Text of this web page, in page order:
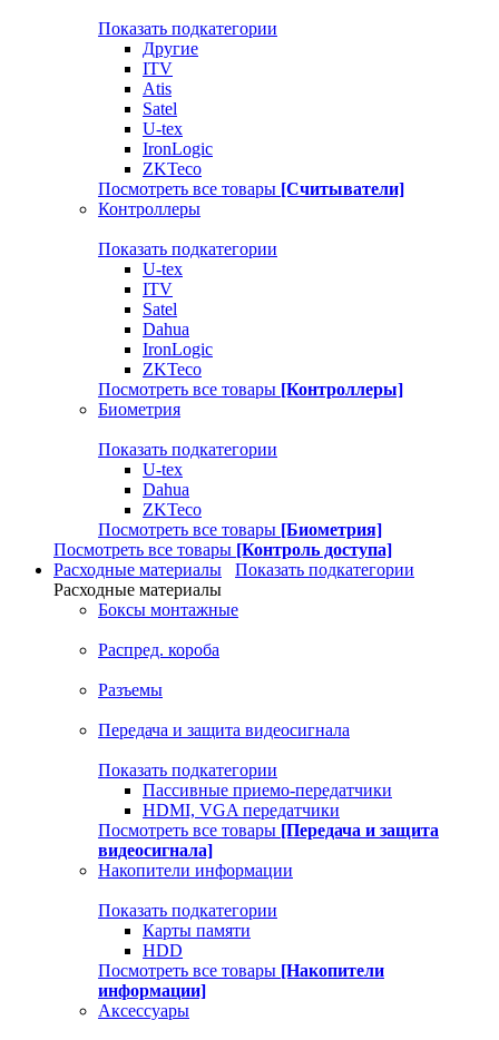
Показать подкатегории
Другие
ITV
Atis
Satel
U-tex
IronLogic
ZKTeco
Посмотреть все товары [Считыватели]
Контроллеры
Показать подкатегории
U-tex
ITV
Satel
Dahua
IronLogic
ZKTeco
Посмотреть все товары [Контроллеры]
Биометрия
Показать подкатегории
U-tex
Dahua
ZKTeco
Посмотреть все товары [Биометрия]
Посмотреть все товары [Контроль доступа]
Расходные материалы
Показать подкатегории
Расходные материалы
Боксы монтажные
Распред. короба
Разъемы
Передача и защита видеосигнала
Показать подкатегории
Пассивные приемо-передатчики
HDMI, VGA передатчики
Посмотреть все товары [Передача и защита
видеосигнала]
Накопители информации
Показать подкатегории
Карты памяти
HDD
Посмотреть все товары [Накопители
информации]
Аксессуары